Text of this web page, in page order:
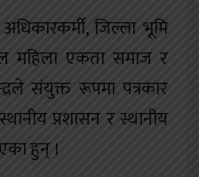
जिल्ला भूमि
महिला एकता समाज र
संयुक्त रूपमा पत्रकार
प्रशासन र स्थानीय
हुन् ।